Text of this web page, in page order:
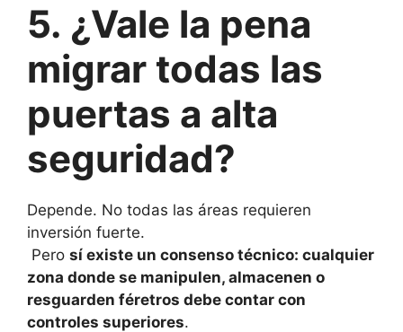
5. ¿Vale la pena
migrar todas las
puertas a alta
seguridad?
Depende. No todas las áreas requieren
inversión fuerte.
Pero sí existe un consenso técnico: cualquier
zona donde se manipulen, almacenen o
resguarden féretros debe contar con
controles superiores.